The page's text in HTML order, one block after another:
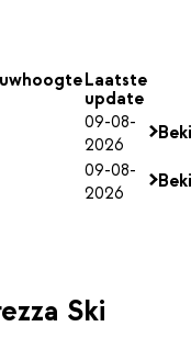
Laatste
update
09-08-
2026
09-08-
2026
Ski